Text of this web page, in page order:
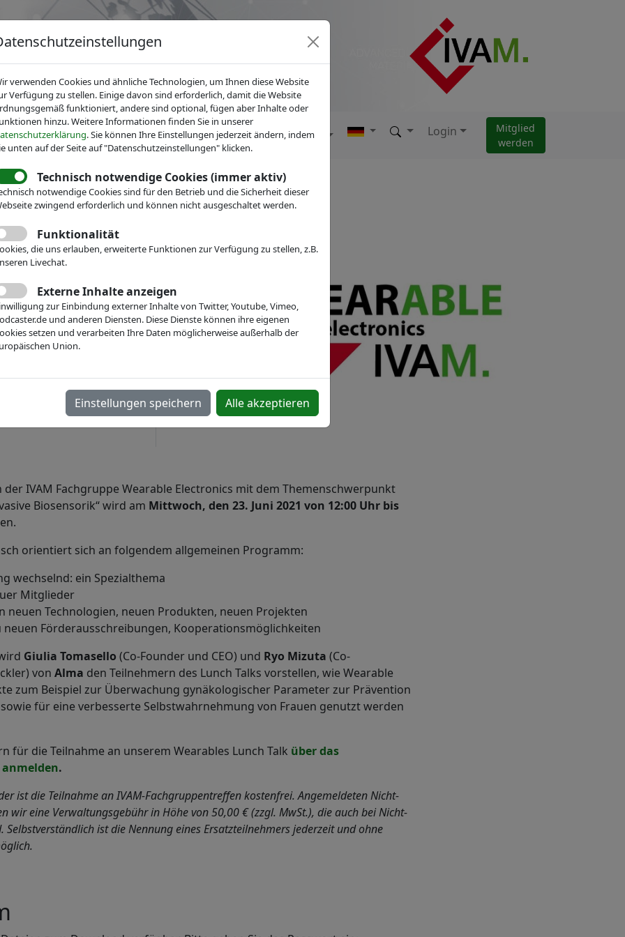
News Dienstleistungen Fachgruppen Über IVAM Login
Mitglied
werden
Talk
Electronics
23.06.2021, 12:00 - 13:00
Meeting über ZOOM
der IVAM Fachgruppe Wearable Electronics mit dem Themenschwerpunkt
Biosensorik“ wird am Mittwoch, den 23. Juni 2021 von 12:00 Uhr bis
orientiert sich an folgendem allgemeinen Programm:
wechselnd: ein Spezialthema
Mitglieder
neuen Technologien, neuen Produkten, neuen Projekten
Förderausschreibungen, Kooperationsmöglichkeiten
Giulia Tomasello (Co-Founder und CEO) und Ryo Mizuta (Co-
von Alma den Teilnehmern des Lunch Talks vorstellen, wie Wearable
zum Beispiel zur Überwachung gynäkologischer Parameter zur Prävention
für eine verbesserte Selbstwahrnehmung von Frauen genutzt werden
für die Teilnahme an unserem Wearables Lunch Talk über das
.
ist die Teilnahme an IVAM-Fachgruppentreffen kostenfrei. Angemeldeten Nicht-
wir eine Verwaltungsgebühr in Höhe von 50,00 € (zzgl. MwSt.), die auch bei Nicht-
Selbstverständlich ist die Nennung eines Ersatzteilnehmers jederzeit und ohne
verwenden Cookies und ähnliche Technologien, um Ihnen diese Website
Verfügung zu stellen. Einige davon sind erforderlich, damit die Website
funktioniert, andere sind optional, fügen aber Inhalte oder
hinzu. Weitere Informationen finden Sie in unserer
. Sie können Ihre Einstellungen jederzeit ändern, indem
unten auf der Seite auf "Datenschutzeinstellungen" klicken.
Technisch notwendige Cookies (immer aktiv)
notwendige Cookies sind für den Betrieb und die Sicherheit dieser
zwingend erforderlich und können nicht ausgeschaltet werden.
Funktionalität
die uns erlauben, erweiterte Funktionen zur Verfügung zu stellen, z.B.
Livechat.
Externe Inhalte anzeigen
zur Einbindung externer Inhalte von Twitter, Youtube, Vimeo,
und anderen Diensten. Diese Dienste können ihre eigenen
setzen und verarbeiten Ihre Daten möglicherweise außerhalb der
Union.
Einstellungen speichern Alle akzeptieren